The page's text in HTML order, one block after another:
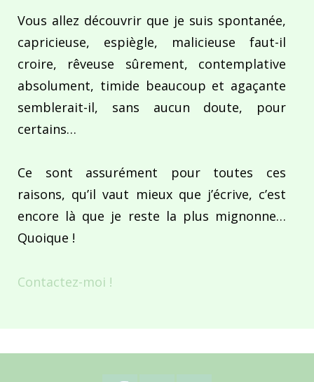
Vous allez découvrir que je suis spontanée,
capricieuse, espiègle, malicieuse faut-il
croire, rêveuse sûrement, contemplative
absolument, timide beaucoup et agaçante
semblerait-il, sans aucun doute, pour
certains…
Ce sont assurément pour toutes ces
raisons, qu’il vaut mieux que j’écrive, c’est
encore là que je reste la plus mignonne…
Quoique !
Contactez-moi !